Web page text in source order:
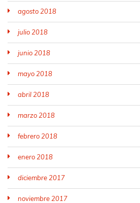
agosto 2018
julio 2018
junio 2018
mayo 2018
abril 2018
marzo 2018
febrero 2018
enero 2018
diciembre 2017
noviembre 2017